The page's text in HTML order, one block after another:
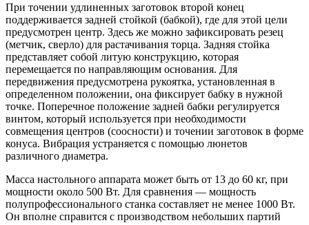
При точении удлиненных заготовок второй конец
поддерживается задней стойкой (бабкой), где для этой цели
предусмотрен центр. Здесь же можно зафиксировать резец
(метчик, сверло) для растачивания торца. Задняя стойка
представляет собой литую конструкцию, которая
перемещается по направляющим основания. Для
передвижения предусмотрена рукоятка, установленная в
определенном положении, она фиксирует бабку в нужной
точке. Поперечное положение задней бабки регулируется
винтом, который используется при необходимости
совмещения центров (соосности) и точении заготовок в форме
конуса. Вибрация устраняется с помощью люнетов
различного диаметра.
Масса настольного аппарата может быть от 13 до 60 кг, при
мощности около 500 Вт. Для сравнения — мощность
полупрофессионального станка составляет не менее 1000 Вт.
Он вполне справится с производством небольших партий